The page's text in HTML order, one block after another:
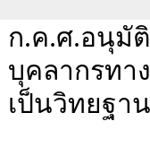
ก.ค.ศ.อนุมั
บุคลากรทา
เป็นวิทยฐา